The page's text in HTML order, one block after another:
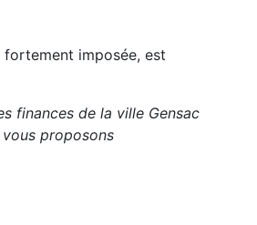
imposée, est
finances de la ville Gensac
proposons